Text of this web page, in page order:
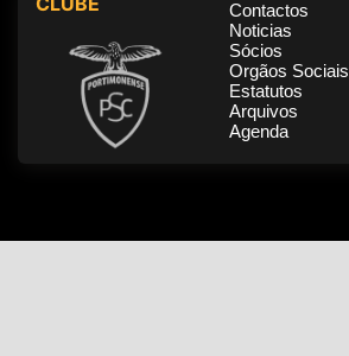
Contactos
Noticias
Sócios
Orgãos Sociais
Estatutos
Arquivos
Agenda